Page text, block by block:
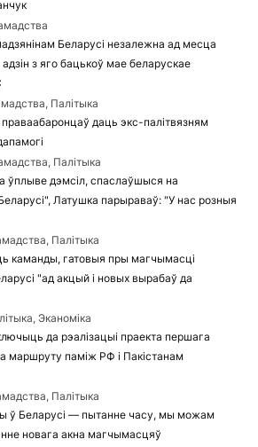
Беларусі незалежна ад месца
з яго бацькоў мае беларускае
Палітыка
праваабаронцаў даць экс-палітвязням
Палітыка
ўплыве дэмсіл, спаслаўшыся на
Латушка парыраваў: "У нас розныя
Палітыка
каманды, гатовыя пры магчымасці
"ад акцый і новых вырабаў да
Эканоміка
да рэалізацыі праекта першага
маршруту паміж РФ і Пакістанам
Палітыка
ў Беларусі — пытанне часу, мы можам
новага акна магчымасцяў